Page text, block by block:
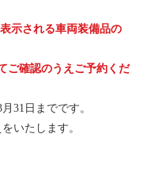
示される車両装備品の
ご確認のうえご予約くだ
31日までです。
いたします。